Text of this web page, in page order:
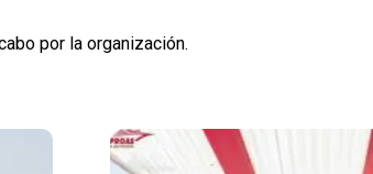
por la organización.